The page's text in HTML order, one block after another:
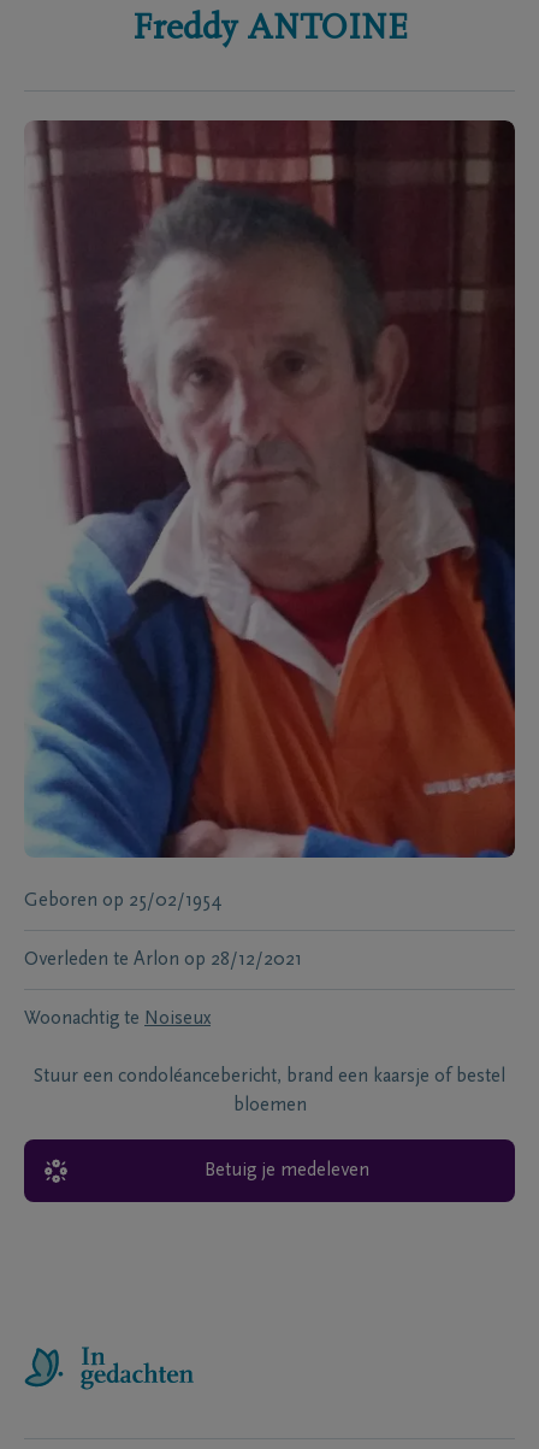
Freddy ANTOINE
Geboren op 25/02/1954
Overleden te Arlon op 28/12/2021
Woonachtig te Noiseux
Stuur een condoléancebericht, brand een kaarsje of bestel
bloemen
Betuig je medeleven